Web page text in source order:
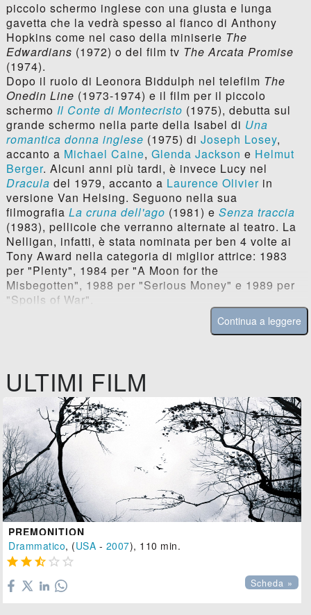
piccolo schermo inglese con una giusta e lunga
gavetta che la vedrà spesso al fianco di Anthony
Hopkins come nel caso della miniserie The
Edwardians (1972) o del film tv The Arcata Promise
(1974).
Dopo il ruolo di Leonora Biddulph nel telefilm The
Onedin Line (1973-1974) e il film per il piccolo
schermo Il Conte di Montecristo (1975), debutta sul
grande schermo nella parte della Isabel di Una
romantica donna inglese (1975) di Joseph Losey,
accanto a Michael Caine, Glenda Jackson e Helmut
Berger. Alcuni anni più tardi, è invece Lucy nel
Dracula del 1979, accanto a Laurence Olivierin
versione Van Helsing. Seguono nella sua
filmografia La cruna dell'ago (1981) e Senza traccia
(1983), pellicole che verranno alternate al teatro. La
Nelligan, infatti, è stata nominata per ben 4 volte ai
Tony Award nella categoria di miglior attrice: 1983
per "Plenty", 1984 per "A Moon for the
Misbegotten", 1988 per "Serious Money" e 1989 per
"Spoils of War".
Continua a leggere
ULTIMI FILM
PREMONITION
Drammatico, (USA - 2007), 110 min.
    
Scheda »